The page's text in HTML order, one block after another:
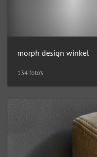
morph design winkel
134 foto's